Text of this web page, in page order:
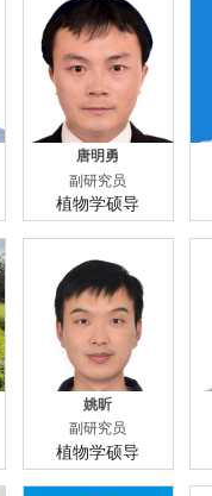
唐明勇
副研究员
植物学硕导
姚昕
副研究员
植物学硕导